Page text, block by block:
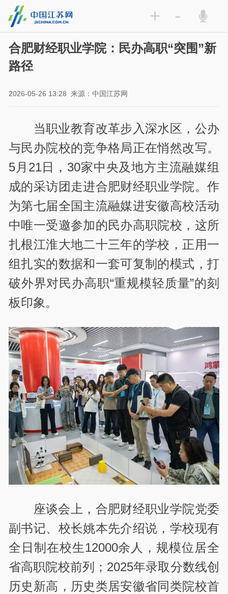
+ -
合肥财经职业学院：民办高职“突围”新
路径
2026-05-26 13:28 来源：中国江苏网
当职业教育改革步入深水区，公办
与民办院校的竞争格局正在悄然改写。
5月21日，30家中央及地方主流融媒组
成的采访团走进合肥财经职业学院。作
为第七届全国主流融媒进安徽高校活动
中唯一受邀参加的民办高职院校，这所
扎根江淮大地二十三年的学校，正用一
组扎实的数据和一套可复制的模式，打
破外界对民办高职“重规模轻质量”的刻
板印象。
座谈会上，合肥财经职业学院党委
副书记、校长姚本先介绍说，学校现有
全日制在校生12000余人，规模位居全
省高职院校前列；2025年录取分数线创
历史新高，历史类居安徽省同类院校首